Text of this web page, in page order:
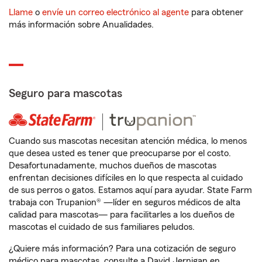
Llame o envíe un correo electrónico al agente para obtener
más información sobre Anualidades.
Seguro para mascotas
Cuando sus mascotas necesitan atención médica, lo menos
que desea usted es tener que preocuparse por el costo.
Desafortunadamente, muchos dueños de mascotas
enfrentan decisiones difíciles en lo que respecta al cuidado
de sus perros o gatos. Estamos aquí para ayudar. State Farm
trabaja con Trupanion® —líder en seguros médicos de alta
calidad para mascotas— para facilitarles a los dueños de
mascotas el cuidado de sus familiares peludos.
¿Quiere más información? Para una cotización de seguro